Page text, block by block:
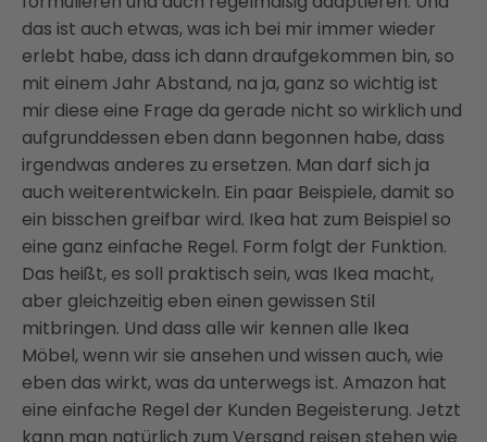
das ist auch etwas, was ich bei mir immer wieder
erlebt habe, dass ich dann draufgekommen bin, so
mit einem Jahr Abstand, na ja, ganz so wichtig ist
mir diese eine Frage da gerade nicht so wirklich und
aufgrunddessen eben dann begonnen habe, dass
irgendwas anderes zu ersetzen. Man darf sich ja
auch weiterentwickeln. Ein paar Beispiele, damit so
ein bisschen greifbar wird. Ikea hat zum Beispiel so
eine ganz einfache Regel. Form folgt der Funktion.
Das heißt, es soll praktisch sein, was Ikea macht,
aber gleichzeitig eben einen gewissen Stil
mitbringen. Und dass alle wir kennen alle Ikea
Möbel, wenn wir sie ansehen und wissen auch, wie
eben das wirkt, was da unterwegs ist. Amazon hat
eine einfache Regel der Kunden Begeisterung. Jetzt